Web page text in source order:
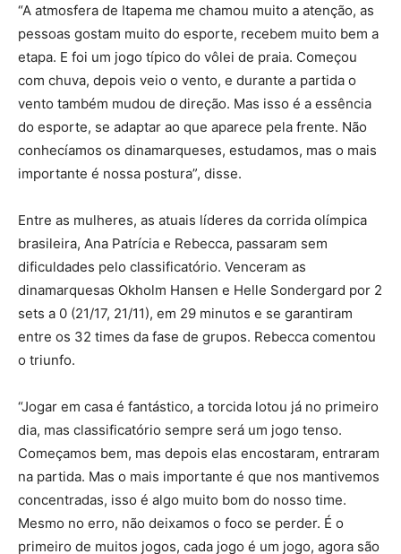
“A atmosfera de Itapema me chamou muito a atenção, as
pessoas gostam muito do esporte, recebem muito bem a
etapa. E foi um jogo típico do vôlei de praia. Começou
com chuva, depois veio o vento, e durante a partida o
vento também mudou de direção. Mas isso é a essência
do esporte, se adaptar ao que aparece pela frente. Não
conhecíamos os dinamarqueses, estudamos, mas o mais
importante é nossa postura”, disse.
Entre as mulheres, as atuais líderes da corrida olímpica
brasileira, Ana Patrícia e Rebecca, passaram sem
dificuldades pelo classificatório. Venceram as
dinamarquesas Okholm Hansen e Helle Sondergard por 2
sets a 0 (21/17, 21/11), em 29 minutos e se garantiram
entre os 32 times da fase de grupos. Rebecca comentou
o triunfo.
“Jogar em casa é fantástico, a torcida lotou já no primeiro
dia, mas classificatório sempre será um jogo tenso.
Começamos bem, mas depois elas encostaram, entraram
na partida. Mas o mais importante é que nos mantivemos
concentradas, isso é algo muito bom do nosso time.
Mesmo no erro, não deixamos o foco se perder. É o
primeiro de muitos jogos, cada jogo é um jogo, agora são